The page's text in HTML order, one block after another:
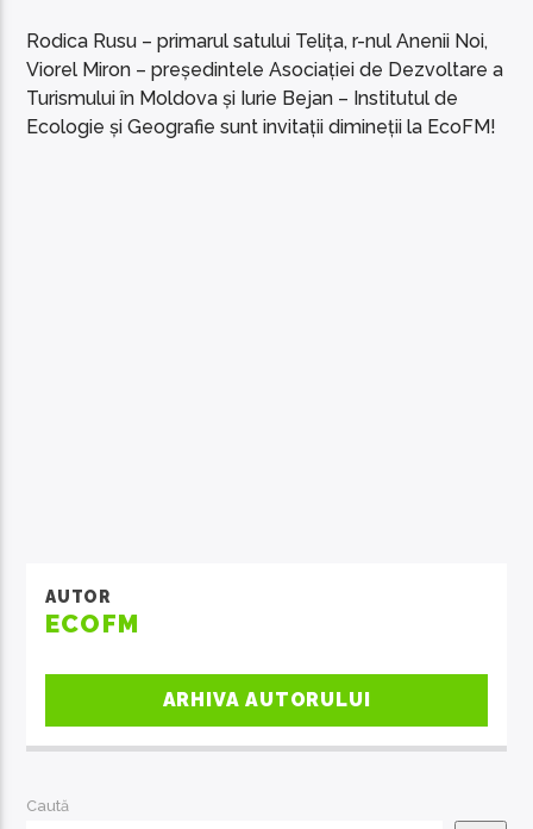
EcoFM Chisinau
Rodica Rusu – primarul satului Telița, r-nul Anenii Noi,
Viorel Miron – președintele Asociației de Dezvoltare a
Turismului în Moldova și Iurie Bejan – Institutul de
Ecologie și Geografie sunt invitații dimineții la EcoFM!
AUTOR
ECOFM
ARHIVA AUTORULUI
Caută